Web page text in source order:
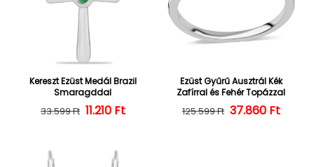
Kereszt Ezüst Medál Brazil
Smaragddal
Normál ár
33.599 Ft Kedvezményes ár
11.210 Ft
Ezüst Gyűrű Ausztrál Kék
Zafírral és Fehér Topázzal
Normál ár
125.599 Ft 37.860 Ft